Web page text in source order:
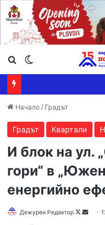
Търсене ...
Начало / Градът
Градът Квартали
И блок на ул.
гори“ в
енергийно
Дежурен Редактор
Follow
Send